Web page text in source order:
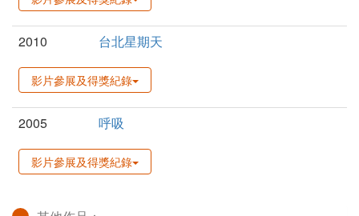
2010 台北星期天
影片參展及得獎紀錄
2005 呼吸
影片參展及得獎紀錄